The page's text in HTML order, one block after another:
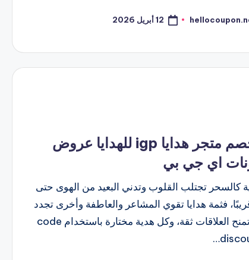
12 أبريل 2026
كود خصم متجر هدايا igp للهدايا عروض
اي جي بي
كالسحر تجتلب القلوب وتدني البعيد من الهوى حتى
فثمة هدايا تقوي المشاعر والعاطفة وأخرى تجدد
الروح وتمنح العلاقات ثقة، وكل هدية مختارة باستخدام code